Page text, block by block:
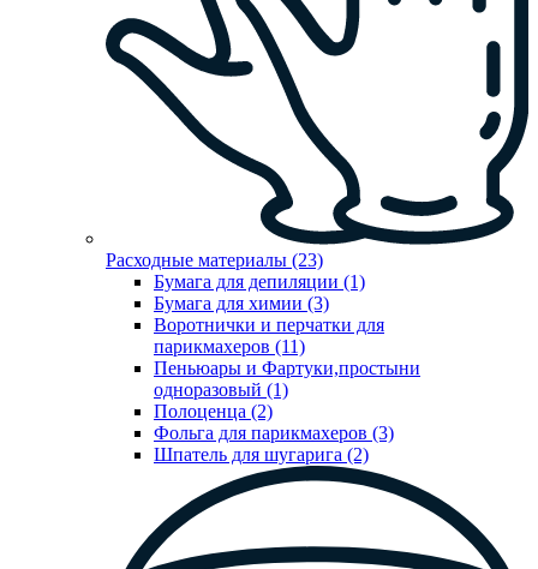
Расходные материалы (23)
Бумага для депиляции (1)
Бумага для химии (3)
Воротнички и перчатки для
парикмахеров (11)
Пеньюары и Фартуки,простыни
одноразовый (1)
Полоценца (2)
Фольга для парикмахеров (3)
Шпатель для шугарига (2)